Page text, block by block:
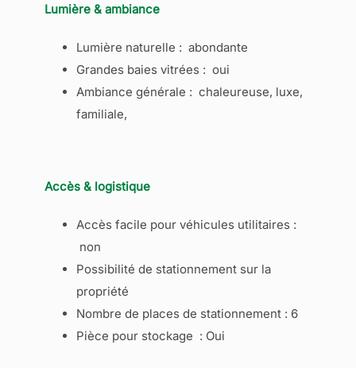
Lumière & ambiance
Lumière naturelle : abondante
Grandes baies vitrées : oui
Ambiance générale : chaleureuse, luxe,
familiale,
Accès & logistique
Accès facile pour véhicules utilitaires :
non
Possibilité de stationnement sur la
propriété
Nombre de places de stationnement : 6
Pièce pour stockage : Oui